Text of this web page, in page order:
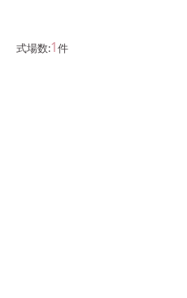
式場数:1件